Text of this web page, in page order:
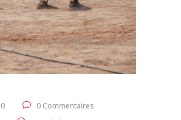
0
0 Commentaires